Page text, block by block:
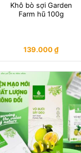
Khô bò sợi Garden
Farm hũ 100g
139.000₫